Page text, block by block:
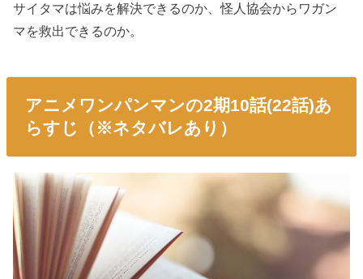
サイタマは悩みを解決できるのか、怪人協会からワガン
マを救出できるのか。
アニメワンパンマンの2期10話(22話)あ
らすじ（※ネタバレあり）